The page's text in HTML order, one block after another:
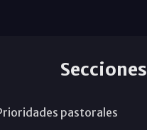
Secciones
pastorales